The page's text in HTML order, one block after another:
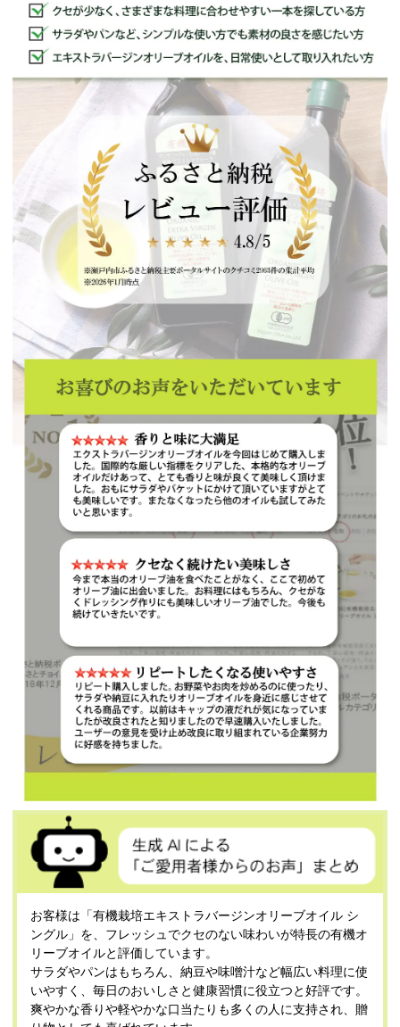
お客様は「有機栽培エキストラバージンオリーブオイル シ
ングル」を、フレッシュでクセのない味わいが特長の有機オ
リーブオイルと評価しています。
サラダやパンはもちろん、納豆や味噌汁など幅広い料理に使
いやすく、毎日のおいしさと健康習慣に役立つと好評です。
爽やかな香りや軽やかな口当たりも多くの人に支持され、贈